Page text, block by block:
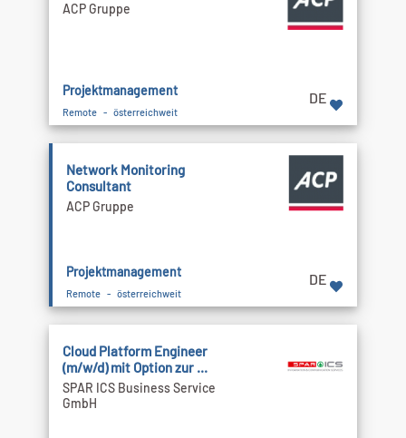
ACP Gruppe
Projektmanagement
Remote - österreichweit
DE
Network Monitoring
Consultant
ACP Gruppe
Projektmanagement
Remote - österreichweit
DE
Cloud Platform Engineer
(m/w/d) mit Option zur ...
SPAR ICS Business Service
GmbH